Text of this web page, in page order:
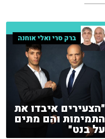
ברק סרי ואלי אוחנה
"הצעירים איבדו את
התמימות והם מתים
על בנט"